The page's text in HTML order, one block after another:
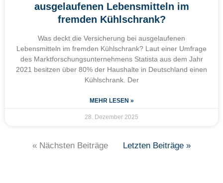
ausgelaufenen Lebensmitteln im
fremden Kühlschrank?
Was deckt die Versicherung bei ausgelaufenen
Lebensmitteln im fremden Kühlschrank? Laut einer Umfrage
des Marktforschungsunternehmens Statista aus dem Jahr
2021 besitzen über 80% der Haushalte in Deutschland einen
Kühlschrank. Der
MEHR LESEN »
28. Dezember 2025
« Nächsten Beiträge Letzten Beiträge »